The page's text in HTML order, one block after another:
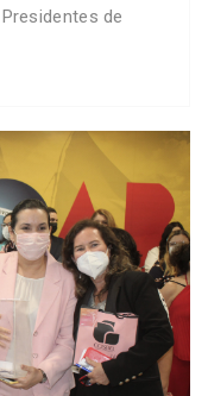
de
Asfor, que
posse do novo